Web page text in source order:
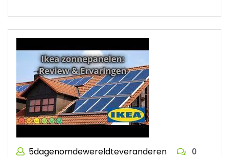
5dagenomdewereldteveranderen
0